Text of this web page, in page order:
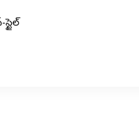
స్టైల్